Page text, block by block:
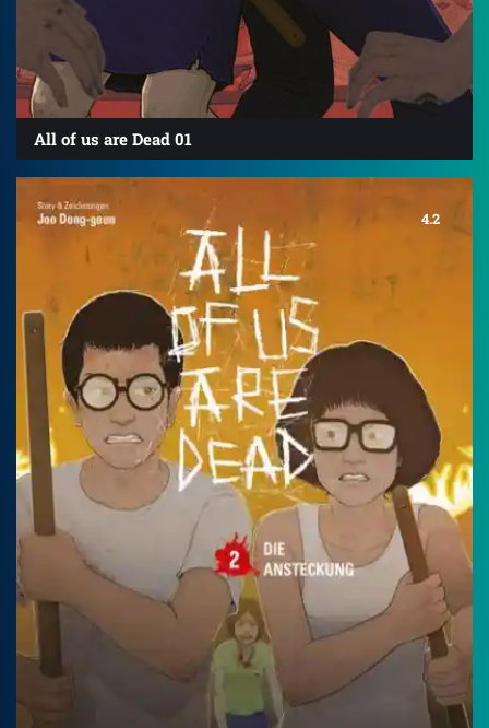
All of us are Dead 01
4.2